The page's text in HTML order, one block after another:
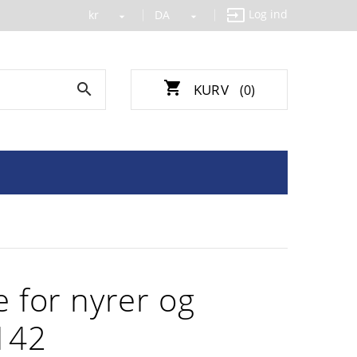
kr  DA   Log ind
shopping_cart KURV (0)

for nyrer og